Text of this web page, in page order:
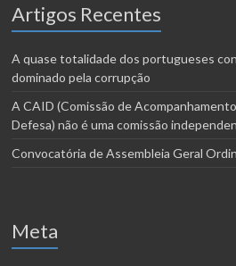
Artigos Recentes
A quase totalidade dos portugueses
dominado pela corrupção
A CAID (Comissão de
Defesa) não é uma comissão
Convocatória de Assembleia Geral
Meta